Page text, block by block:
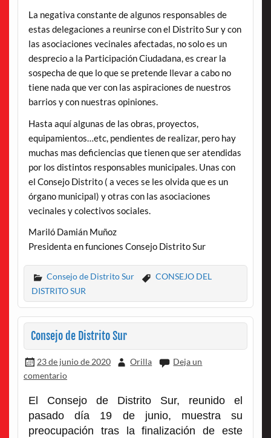
La negativa constante de algunos responsables de
estas delegaciones a reunirse con el Distrito Sur y con
las asociaciones vecinales afectadas, no solo es un
desprecio a la Participación Ciudadana, es crear la
sospecha de que lo que se pretende llevar a cabo no
tiene nada que ver con las aspiraciones de nuestros
barrios y con nuestras opiniones.
Hasta aquí algunas de las obras, proyectos,
equipamientos…etc, pendientes de realizar, pero hay
muchas mas deficiencias que tienen que ser atendidas
por los distintos responsables municipales. Unas con
el Consejo Distrito ( a veces se les olvida que es un
órgano municipal) y otras con las asociaciones
vecinales y colectivos sociales.
Mariló Damián Muñoz
Presidenta en funciones Consejo Distrito Sur
Consejo de Distrito Sur
CONSEJO DEL
DISTRITO SUR
Consejo de Distrito Sur
23 de junio de 2020 Orilla
Deja un
comentario
El Consejo de Distrito Sur, reunido el
pasado día 19 de junio, muestra su
preocupación tras la finalización de este